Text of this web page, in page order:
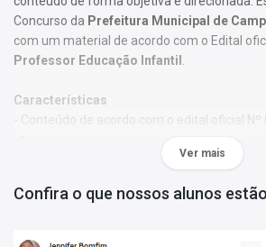
Concurso da Prefeitura Municipal de
com um material de acordo com o Edital
Professor Educação Infantil
Características
- Conteúdo de acordo com o edital oficial Nº
- Material produzido por equipe
básicas (Língua Portuguesa e Informática).
Obs.:
Ver mais
Confira o que nossos alunos